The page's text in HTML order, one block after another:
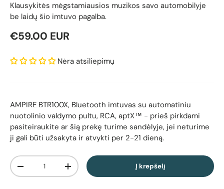
Klausykitės mėgstamiausios muzikos savo automobilyje
be laidų šio imtuvo pagalba.
Reguliari kaina
€59.00 EUR
Nėra atsiliepimų
AMPIRE BTR100X, Bluetooth imtuvas su automatiniu
nuotolinio valdymo pultu, RCA, aptX™ - prieš pirkdami
pasiteiraukite ar šią prekę turime sandėlyje, jei neturime
ji gali būti užsakyta ir atvykti per 2-21 dieną.
Kiekis
Sumažinti kiekįPadidinti kiekį Į krepšelį